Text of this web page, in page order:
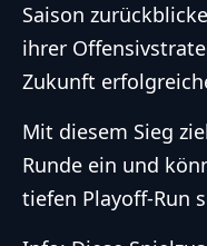
Saison
ihrer
Zukunft
Mit diesem Sieg
Runde ein und
tiefen Playoff-Run